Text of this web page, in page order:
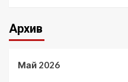
Архив
Май 2026